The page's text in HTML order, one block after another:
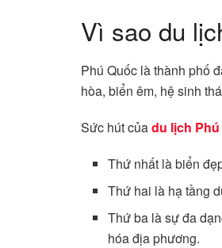
Vì sao du
Phú Quốc là thành phố
hòa, biển êm, hệ sinh
Sức hút củadu lịch
Thứ nhất là biển
Thứ hai là hạ tầng
Thứ ba là sự đa
hóa địa phương.